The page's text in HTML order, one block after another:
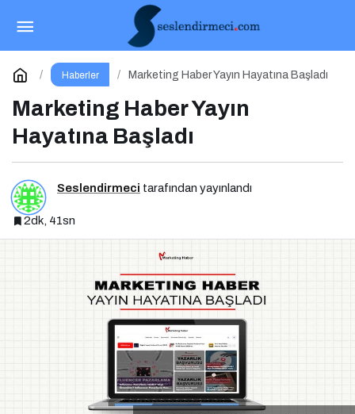
Haberler Marketing Haber Yayın Hayatına Başladı
Marketing Haber Yayın
Hayatına Başladı
Seslendirmeci tarafından yayınlandı
2dk, 41sn
Malatya’dan Dünyaya: Tufan Değirmenci,
Fethiye’de Ringe Çıkıyor
Yorum Yap